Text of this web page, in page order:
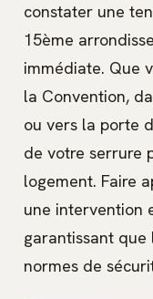
constater une
15ème
immédiate. Que
la Convention,
ou vers la porte
de votre serrure
logement. Faire
une intervention
garantissant
normes de